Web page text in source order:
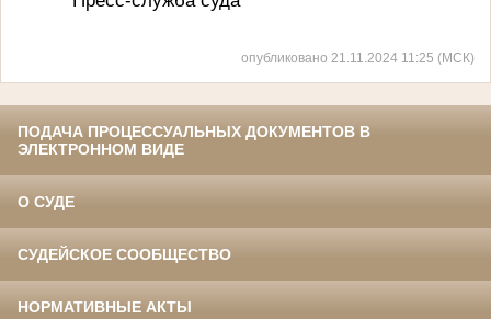
опубликовано 21.11.2024 11:25 (МСК)
ПОДАЧА ПРОЦЕССУАЛЬНЫХ ДОКУМЕНТОВ В
ЭЛЕКТРОННОМ ВИДЕ
О СУДЕ
СУДЕЙСКОЕ СООБЩЕСТВО
НОРМАТИВНЫЕ АКТЫ